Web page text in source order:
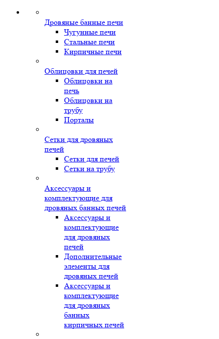
Дровяные банные печи
Чугунные печи
Стальные печи
Кирпичные печи
Облицовки для печей
Облицовки на
печь
Облицовки на
трубу
Порталы
Сетки для дровяных
печей
Сетки для печей
Сетки на трубу
Аксессуары и
комплектующие для
дровяных банных печей
Аксессуары и
комплектующие
для дровяных
печей
Дополнительные
элементы для
дровяных печей
Аксессуары и
комплектующие
для дровяных
банных
кирпичных печей